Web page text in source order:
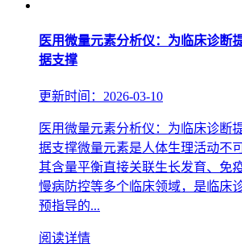
医用微量元素分析仪：为临床诊断
据支撑
更新时间：2026-03-10
医用微量元素分析仪：为临床诊断
据支撑微量元素是人体生理活动不
其含量平衡直接关联生长发育、免
慢病防控等多个临床领域，是临床
预指导的...
阅读详情